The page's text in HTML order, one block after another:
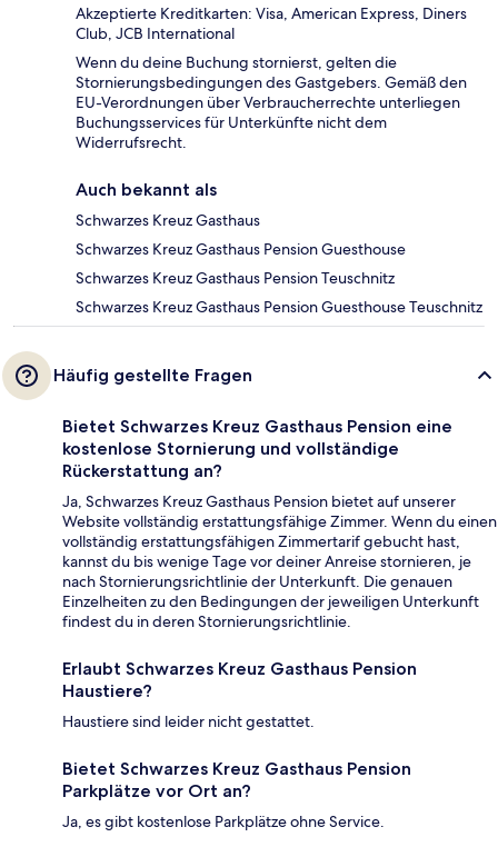
Akzeptierte Kreditkarten: Visa, American Express, Diners
Club, JCB International
Wenn du deine Buchung stornierst, gelten die
Stornierungsbedingungen des Gastgebers. Gemäß den
EU-Verordnungen über Verbraucherrechte unterliegen
Buchungsservices für Unterkünfte nicht dem
Widerrufsrecht.
Auch bekannt als
Schwarzes Kreuz Gasthaus
Schwarzes Kreuz Gasthaus Pension Guesthouse
Schwarzes Kreuz Gasthaus Pension Teuschnitz
Schwarzes Kreuz Gasthaus Pension Guesthouse Teuschnitz
Häufig gestellte Fragen
Bietet Schwarzes Kreuz Gasthaus Pension eine
kostenlose Stornierung und vollständige
Rückerstattung an?
Ja, Schwarzes Kreuz Gasthaus Pension bietet auf unserer
Website vollständig erstattungsfähige Zimmer. Wenn du einen
vollständig erstattungsfähigen Zimmertarif gebucht hast,
kannst du bis wenige Tage vor deiner Anreise stornieren, je
nach Stornierungsrichtlinie der Unterkunft. Die genauen
Einzelheiten zu den Bedingungen der jeweiligen Unterkunft
findest du in deren Stornierungsrichtlinie.
Erlaubt Schwarzes Kreuz Gasthaus Pension
Haustiere?
Haustiere sind leider nicht gestattet.
Bietet Schwarzes Kreuz Gasthaus Pension
Parkplätze vor Ort an?
Ja, es gibt kostenlose Parkplätze ohne Service.